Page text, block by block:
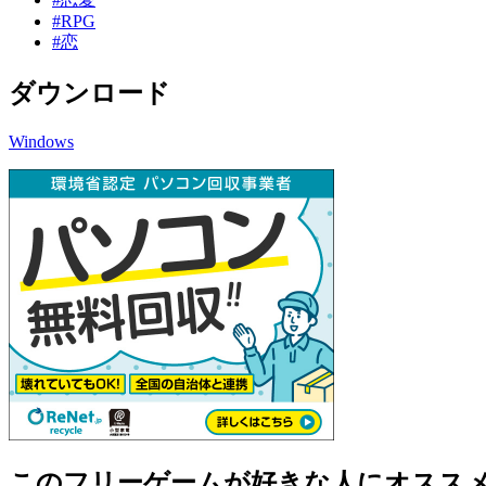
#RPG
#恋
ダウンロード
Windows